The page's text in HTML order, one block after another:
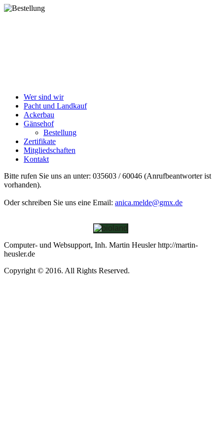
Wer sind wir
Pacht und Landkauf
Ackerbau
Gänsehof
Bestellung
Zertifikate
Mitgliedschaften
Kontakt
Bitte rufen Sie uns an unter: 035603 / 60046 (Anrufbeantworter ist
vorhanden).
Oder schreiben Sie uns eine Email: anica.melde@gmx.de
Computer- und Websupport, Inh. Martin Heusler http://martin-
heusler.de
Copyright © 2016. All Rights Reserved.